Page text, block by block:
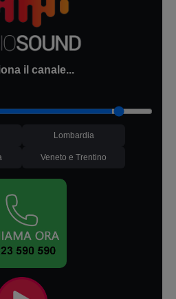
il canale...
Lombardia
Veneto e Trentino